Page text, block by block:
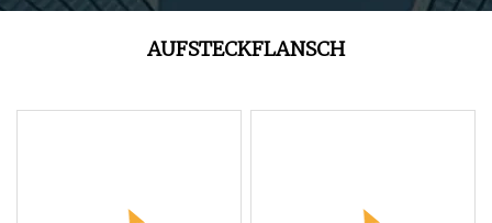
AUFSTECKFLANSCH